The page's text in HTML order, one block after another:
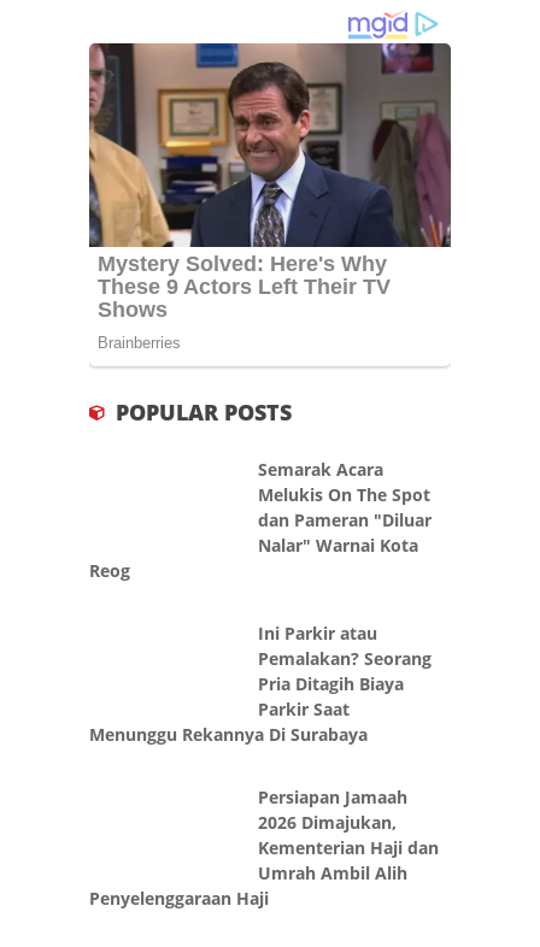
POPULAR POSTS
Semarak Acara
Melukis On The Spot
dan Pameran "Diluar
Nalar" Warnai Kota
Reog
Ini Parkir atau
Pemalakan? Seorang
Pria Ditagih Biaya
Parkir Saat
Menunggu Rekannya Di Surabaya
Persiapan Jamaah
2026 Dimajukan,
Kementerian Haji dan
Umrah Ambil Alih
Penyelenggaraan Haji